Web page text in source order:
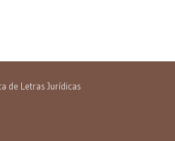
de Letras Jurídicas